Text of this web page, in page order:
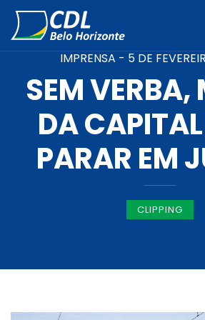
IMPRENSA - 5 DE
SEM VERBA,
DA
PARAR EM
CLIPPING